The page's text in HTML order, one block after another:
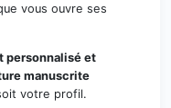
vous ouvre ses
personnalisé et
manuscrite
votre profil.